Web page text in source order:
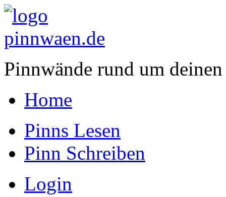
Pinnwände rund um
Home
Pinns Lesen
Pinn Schreiben
Login